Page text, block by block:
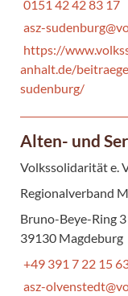
0151 42 42 83 17
asz-
https://
anhalt.de/
sudenburg/
Alten- und
Volkssolidarität e.
Regionalverband
Bruno-Beye-Ring 3
39130 Magdeburg
+49 391 7 22 15
asz-